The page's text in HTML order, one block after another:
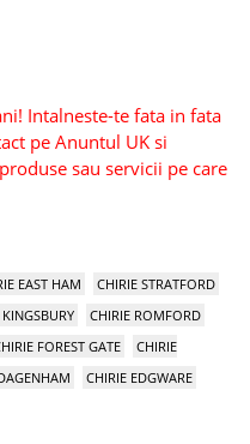
Intalneste-te fata in fata
pe Anuntul UK si
sau servicii pe care
EAST HAM
CHIRIE STRATFORD
CHIRIE ROMFORD
FOREST GATE
CHIRIE
CHIRIE EDGWARE